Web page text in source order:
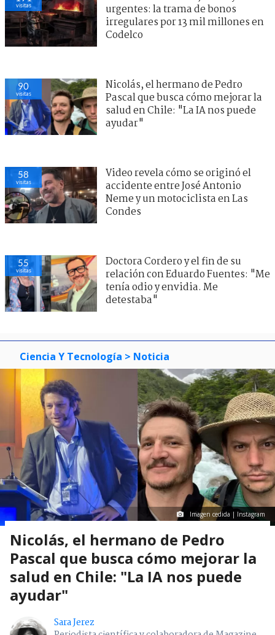
visitas
urgentes: la trama de bonos
irregulares por 13 mil millones en
Codelco
90
visitas
Nicolás, el hermano de Pedro
Pascal que busca cómo mejorar la
salud en Chile: "La IA nos puede
ayudar"
58
visitas
Video revela cómo se originó el
accidente entre José Antonio
Neme y un motociclista en Las
Condes
55
visitas
Doctora Cordero y el fin de su
relación con Eduardo Fuentes: "Me
tenía odio y envidia. Me
detestaba"
Ciencia Y Tecnología > Noticia
Imagen cedida | Instagram
Nicolás, el hermano de Pedro
Pascal que busca cómo mejorar la
salud en Chile: "La IA nos puede
ayudar"
Sara Jerez